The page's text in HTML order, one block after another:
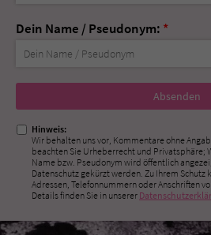
Dein Name / Pseudonym: *
Nicht
ausfüllen!
Hinweis:
Wir behalten uns vor, Kommentare ohne
beachten Sie Urheberrecht und Privatsphäre;
Name bzw. Pseudonym wird öffentlich
Datenschutz gekürzt werden. Zu Ihrem
Adressen, Telefonnummern oder Anschriften
Details finden Sie in unserer